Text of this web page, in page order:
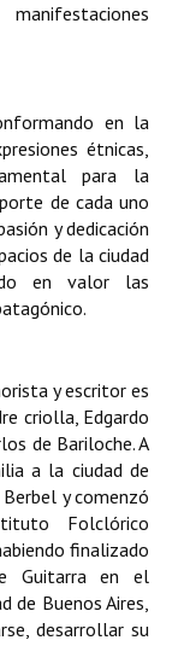
en la
étnicas,
para la
de cada uno
y dedicación
de la ciudad
en valor las
y escritor es
criolla, Edgardo
de Bariloche. A
a la ciudad de
y comenzó
Folclórico
finalizado
Guitarra en el
de Buenos Aires,
desarrollar su